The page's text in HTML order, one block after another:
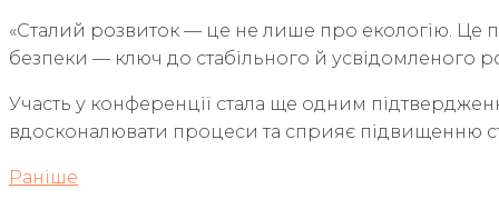
«Сталий розвиток — це не лише про екологію. Це
безпеки — ключ до стабільного й усвідомленого
Участь у конференції стала ще одним
вдосконалювати процеси та сприяє підвищенню
Навігація
Раніше
Раніше